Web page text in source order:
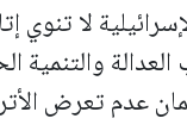
لا تنوي
والتنمية
عدم تعرض